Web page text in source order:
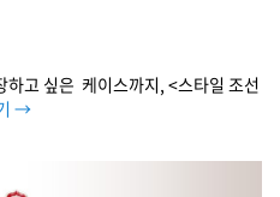
하고 싶은 케이스까지, <스타일 조선
→